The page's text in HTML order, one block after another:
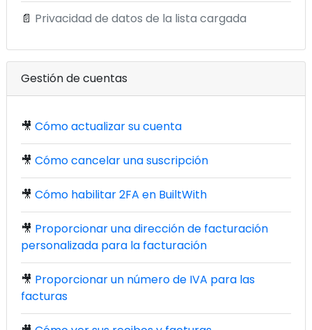
📄 Privacidad de datos de la lista cargada
Gestión de cuentas
🎥 Cómo actualizar su cuenta
🎥 Cómo cancelar una suscripción
🎥 Cómo habilitar 2FA en BuiltWith
🎥 Proporcionar una dirección de facturación
personalizada para la facturación
🎥 Proporcionar un número de IVA para las
facturas